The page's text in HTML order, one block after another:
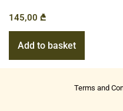
145,00 ₾
Add to basket
Terms and